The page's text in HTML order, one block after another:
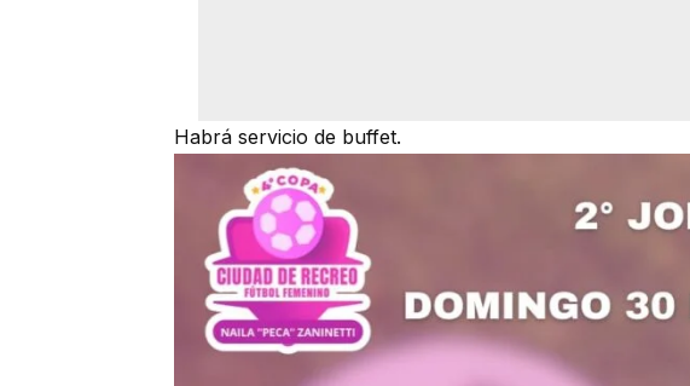
Habrá servicio de buffet.